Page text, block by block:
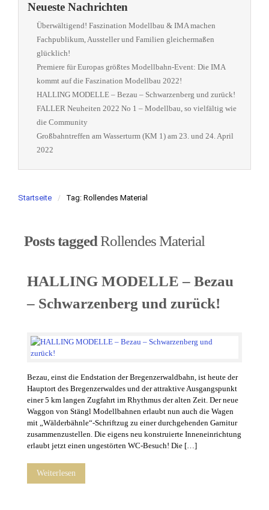
Neueste Nachrichten
Überwältigend! Faszination Modellbau & IMA machen
Fachpublikum, Aussteller und Familien gleichermaßen
glücklich!
Premiere für Europas größtes Modellbahn-Event: Die IMA
kommt auf die Faszination Modellbau 2022!
HALLING MODELLE – Bezau – Schwarzenberg und zurück!
FALLER Neuheiten 2022 No 1 – Modellbau, so vielfältig wie
die Community
Großbahntreffen am Wasserturm (KM 1) am 23. und 24. April
2022
Startseite Tag: Rollendes Material
Posts taggedRollendes Material
HALLING MODELLE – Bezau
– Schwarzenberg und zurück!
Bezau, einst die Endstation der Bregenzerwaldbahn, ist heute der
Hauptort des Bregenzerwaldes und der attraktive Ausgangspunkt
einer 5 km langen Zugfahrt im Rhythmus der alten Zeit. Der neue
Waggon von Stängl Modellbahnen erlaubt nun auch die Wagen
mit „Wälderbähnle“-Schriftzug zu einer durchgehenden Garnitur
zusammenzustellen. Die eigens neu konstruierte Inneneinrichtung
erlaubt jetzt einen ungestörten WC-Besuch! Die […]
Weiterlesen